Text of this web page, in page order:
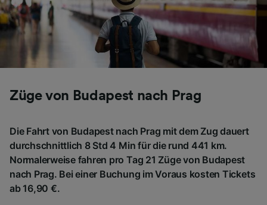
Züge von Budapest nach Prag
Die Fahrt von Budapest nach Prag mit dem Zug dauert
durchschnittlich 8 Std 4 Min für die rund 441 km.
Normalerweise fahren pro Tag 21 Züge von Budapest
nach Prag. Bei einer Buchung im Voraus kosten Tickets
ab 16,90 €.